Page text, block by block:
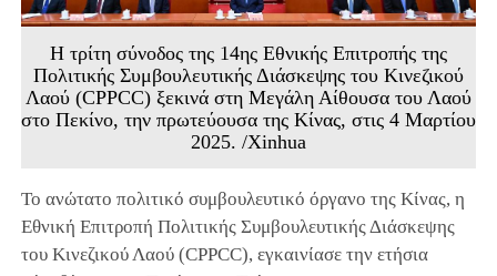
Η τρίτη σύνοδος της 14ης Εθνικής Επιτροπής της
Πολιτικής Συμβουλευτικής Διάσκεψης του Κινεζικού
Λαού (CPPCC) ξεκινά στη Μεγάλη Αίθουσα του Λαού
στο Πεκίνο, την πρωτεύουσα της Κίνας, στις 4 Μαρτίου
2025. /Xinhua
Το ανώτατο πολιτικό συμβουλευτικό όργανο της Κίνας, η
Εθνική Επιτροπή Πολιτικής Συμβουλευτικής Διάσκεψης
του Κινεζικού Λαού (CPPCC), εγκαινίασε την ετήσια